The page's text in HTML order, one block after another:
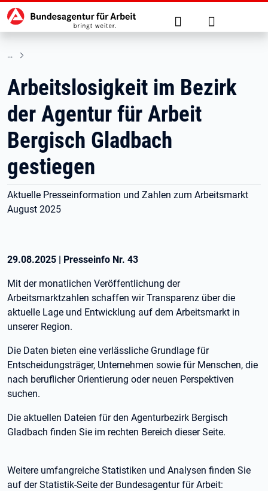
zu den Hauptinhalten springen
Hauptnavigation Suche Anmelden
Arbeitslosigkeit im Bezirk
der Agentur für Arbeit
Bergisch Gladbach
gestiegen
Aktuelle Presseinformation und Zahlen zum Arbeitsmarkt
August 2025
29.08.2025 | Presseinfo Nr. 43
Mit der monatlichen Veröffentlichung der
Arbeitsmarktzahlen schaffen wir Transparenz über die
aktuelle Lage und Entwicklung auf dem Arbeitsmarkt in
unserer Region.
Die Daten bieten eine verlässliche Grundlage für
Entscheidungsträger, Unternehmen sowie für Menschen, die
nach beruflicher Orientierung oder neuen Perspektiven
suchen.
Die aktuellen Dateien für den Agenturbezirk Bergisch
Gladbach finden Sie im rechten Bereich dieser Seite.
Weitere umfangreiche Statistiken und Analysen finden Sie
auf der Statistik-Seite der Bundesagentur für Arbeit: